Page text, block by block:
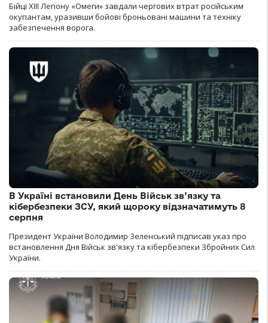
Бійці ХІІІ Легіону «Омеги» завдали чергових втрат російським
окупантам, уразивши бойові броньовані машини та техніку
забезпечення ворога.
В Україні встановили День Військ зв’язку та
кібербезпеки ЗСУ, який щороку відзначатимуть 8
серпня
Президент України Володимир Зеленський підписав указ про
встановлення Дня Військ зв'язку та кібербезпеки Збройних Сил
України.